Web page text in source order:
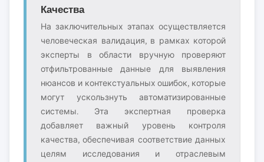
Качества
На заключительных этапах осуществляется
человеческая валидация, в рамках которой
эксперты в области вручную проверяют
отфильтрованные данные для выявления
нюансов и контекстуальных ошибок, которые
могут ускользнуть автоматизированные
системы. Эта экспертная проверка
добавляет важный уровень контроля
качества, обеспечивая соответствие данных
целям исследования и отраслевым